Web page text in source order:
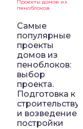
Проекты домов из
пеноблоков
Самые
популярные
проекты
домов из
пеноблоков:
выбор
проекта.
Подготовка к
строительству
и возведение
постройки